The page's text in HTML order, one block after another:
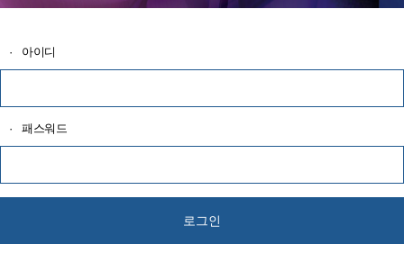
· 아이디
· 패스워드